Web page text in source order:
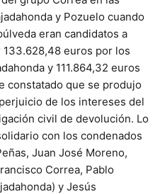
y Pozuelo cuando
eran candidatos a
133.628,48 euros por los
y 111.864,32 euros
constatado que se produjo
de los intereses del
civil de devolución. Lo
con los condenados
Juan José Moreno,
Correa, Pablo
y Jesús